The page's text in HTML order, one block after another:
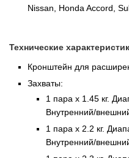
Nissan, Honda Accord,
Технические
Кронштейн для
Захваты:
1 пара х 1.45 кг.
Внутренний/
1 пара х 2.2 кг.
Внутренний/